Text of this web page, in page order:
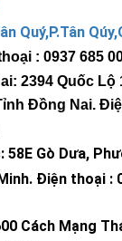
Quý,P.Tân
: 0937 685
2394 Quốc
Đồng Nai.
58E Gò Dưa,
. Điện thoại :
Cách Mạng